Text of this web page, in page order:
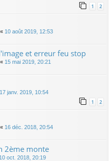
1 2
« 10 août 2019, 12:53
et erreur feu stop
« 15 mai 2019, 20:21
17 janv. 2019, 10:54
1 2
« 16 déc. 2018, 20:54
2ème monte
10 oct. 2018, 20:19